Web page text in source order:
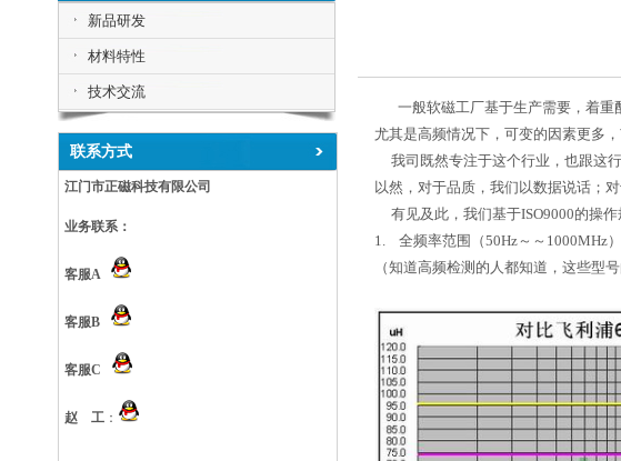
新品研发
材料特性
技术交流
联系方式
江门市正磁科技有限公司
业务联系：
客服A
客服B
客服C
赵 工 ：
一般软磁工厂基于生产需要，着重
尤其是高频情况下，可变的因素更多
我司既然专注于这个行业，也跟这
以然，对于品质，我们以数据说话；
有见及此，我们基于ISO9000的操
1. 全频率范围（50Hz～～1000MHz）
（知道高频检测的人都知道，这些型号